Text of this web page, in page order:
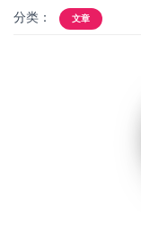
分类： 文章